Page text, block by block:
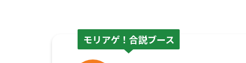
モリアゲ！合説ブース